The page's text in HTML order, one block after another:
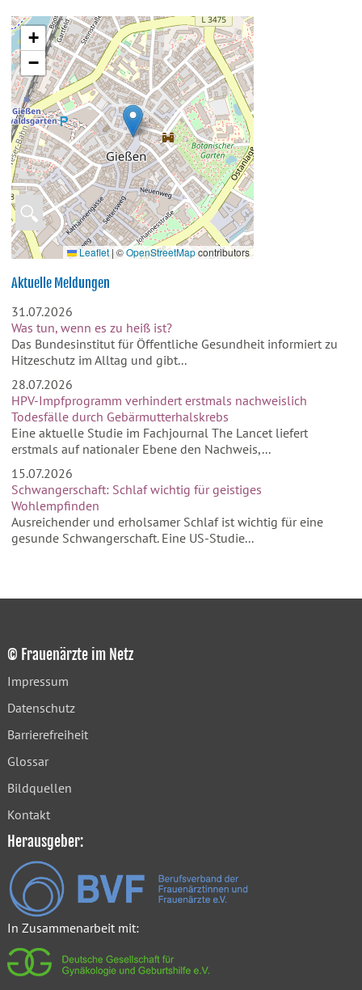
🔍
+
−
Leaflet|©OpenStreetMapcontributors
Aktuelle Meldungen
31.07.2026
Was tun, wenn es zu heiß ist?
Das Bundesinstitut für Öffentliche Gesundheit informiert zu
Hitzeschutz im Alltag und gibt...
28.07.2026
HPV-Impfprogramm verhindert erstmals nachweislich
Todesfälle durch Gebärmutterhalskrebs
Eine aktuelle Studie im Fachjournal The Lancet liefert
erstmals auf nationaler Ebene den Nachweis,...
15.07.2026
Schwangerschaft: Schlaf wichtig für geistiges
Wohlempfinden
Ausreichender und erholsamer Schlaf ist wichtig für eine
gesunde Schwangerschaft. Eine US-Studie...
© Frauenärzte im Netz
Impressum
Datenschutz
Barrierefreiheit
Glossar
Bildquellen
Kontakt
Herausgeber:
In Zusammenarbeit mit: